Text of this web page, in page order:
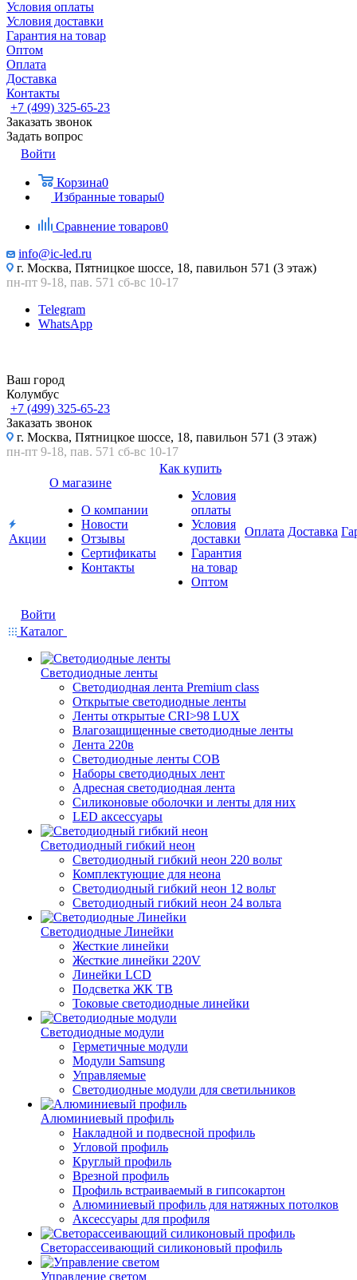
Условия оплаты
Условия доставки
Гарантия на товар
Оптом
Оплата
Доставка
Контакты
+7 (499) 325-65-23
Заказать звонок
Задать вопрос
Войти
Корзина0
Избранные товары0
Сравнение товаров0
info@ic-led.ru
г. Москва, Пятницкое шоссе, 18, павильон 571 (3 этаж)
пн-пт 9-18, пав. 571 сб-вс 10-17
Telegram
WhatsApp
Ваш город
Колумбус
+7 (499) 325-65-23
Заказать звонок
г. Москва, Пятницкое шоссе, 18, павильон 571 (3 этаж)
пн-пт 9-18, пав. 571 сб-вс 10-17
Акции
О магазине
О компании
Новости
Отзывы
Сертификаты
Контакты
Как купить
Условия
оплаты
Условия
доставки
Гарантия
на товар
Оптом
Оплата Доставка
Войти
Каталог
Светодиодные ленты
Светодиодная лента Premium class
Открытые светодиодные ленты
Ленты открытые CRI>98 LUX
Влагозащищенные светодиодные ленты
Лента 220в
Светодиодные ленты COB
Наборы светодиодных лент
Адресная светодиодная лента
Силиконовые оболочки и ленты для них
LED аксессуары
Светодиодный гибкий неон
Светодиодный гибкий неон 220 вольт
Комплектующие для неона
Светодиодный гибкий неон 12 вольт
Светодиодный гибкий неон 24 вольта
Светодиодные Линейки
Жесткие линейки
Жесткие линейки 220V
Линейки LCD
Подсветка ЖК ТВ
Токовые светодиодные линейки
Светодиодные модули
Герметичные модули
Модули Samsung
Управляемые
Светодиодные модули для светильников
Алюминиевый профиль
Накладной и подвесной профиль
Угловой профиль
Круглый профиль
Врезной профиль
Профиль встраиваемый в гипсокартон
Алюминиевый профиль для натяжных потолков
Аксессуары для профиля
Светорассеивающий силиконовый профиль
Управление светом